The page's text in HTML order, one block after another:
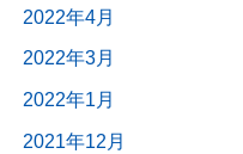
2022年4月
2022年3月
2022年1月
2021年12月